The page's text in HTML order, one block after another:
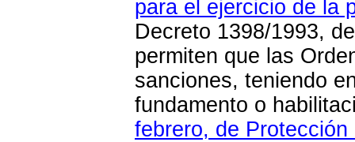
para el ejercicio de la
Decreto 1398/1993,
permiten que las
sanciones, teniendo
fundamento o
febrero, de